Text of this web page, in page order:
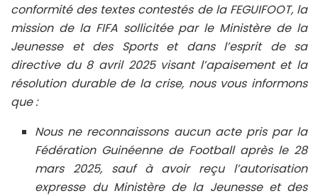
conformité des textes contestés de la FEGUIFOOT, la
mission de la FIFA sollicitée par le Ministère de la
Jeunesse et des Sports et dans l’esprit de sa
directive du 8 avril 2025 visant l’apaisement et la
résolution durable de la crise, nous vous informons
que :
Nous ne reconnaissons aucun acte pris par la
Fédération Guinéenne de Football après le 28
mars 2025, sauf à avoir reçu l’autorisation
expresse du Ministère de la Jeunesse et des